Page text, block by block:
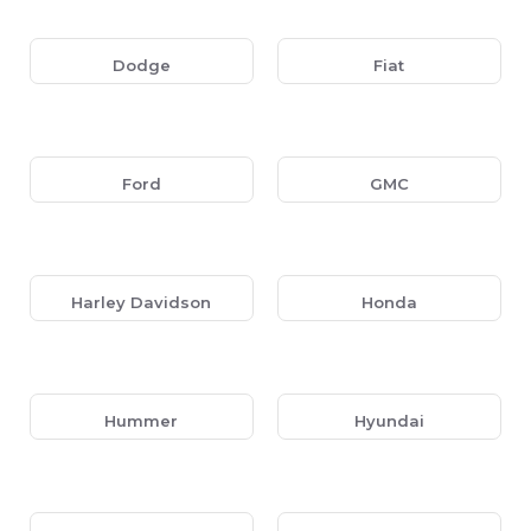
duurzame materialen en passen perfect bij de interieurstijl
van je auto.
Universele 2-DIN inbouwframes:
diverse aftermarket radio’s.
uitstraling.
Breed assortiment hoogwaardige 2-DIN
inbouwpanelen.
Snelle levering en gratis verzending bij bestellingen
Dodge Fiat
Ford GMC
Harley Davidson Honda
Hummer Hyundai